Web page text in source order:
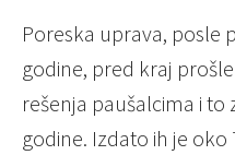
Poreska uprava, posle
godine, pred kraj
rešenja paušalcima i to
godine. Izdato ih je